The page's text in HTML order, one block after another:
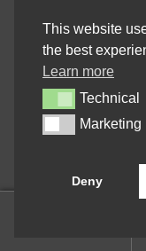
Maxxis MA-
für vielseitige
Pirelli City
Alltag
Metzeler
This website
the best
Learn more
TechnicalTechnical
MarketingMarketing
Deny